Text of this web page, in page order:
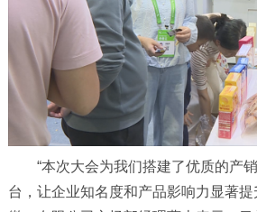
“本次大会为我们搭建了优质的产
台，让企业知名度和产品影响力显著